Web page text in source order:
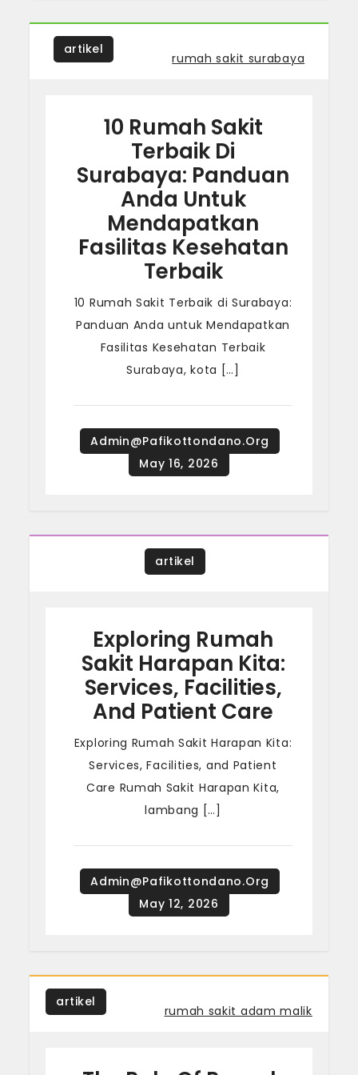
artikel
Taggedrumah sakit surabaya
10 Rumah Sakit
Terbaik Di
Surabaya: Panduan
Anda Untuk
Mendapatkan
Fasilitas Kesehatan
Terbaik
10 Rumah Sakit Terbaik di Surabaya:
Panduan Anda untuk Mendapatkan
Fasilitas Kesehatan Terbaik
Surabaya, kota […]
artikel
Exploring Rumah
Sakit Harapan Kita:
Services, Facilities,
And Patient Care
Exploring Rumah Sakit Harapan Kita:
Services, Facilities, and Patient
Care Rumah Sakit Harapan Kita,
lambang […]
artikel
rumah sakit adam malik